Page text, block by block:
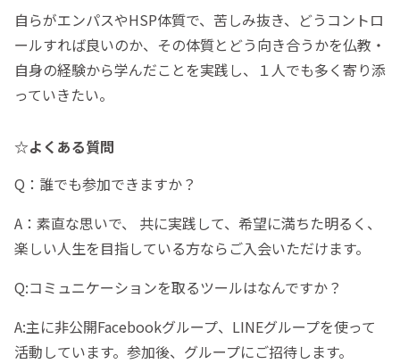
自らがエンパスやHSP体質で、苦しみ抜き、どうコントロ
ールすれば良いのか、その体質とどう向き合うかを仏教・
自身の経験から学んだことを実践し、１人でも多く寄り添
っていきたい。
☆よくある質問
Q：誰でも参加できますか？
A：素直な思いで、 共に実践して、希望に満ちた明るく、
楽しい人生を目指している方ならご入会いただけます。
Q:コミュニケーションを取るツールはなんですか？
A:主に非公開Facebookグループ、LINEグループを使って
活動しています。参加後、グループにご招待します。